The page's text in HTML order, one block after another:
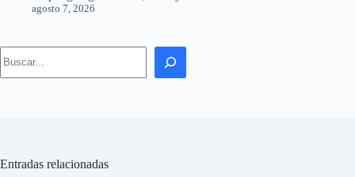
agosto 7, 2026
Entradas relacionadas